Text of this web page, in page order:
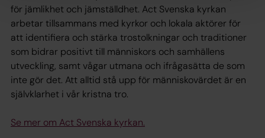
för jämlikhet och jämställdhet. Act Svenska kyrkan
arbetar tillsammans med kyrkor och lokala aktörer för
att identifiera och stärka trostolkningar och traditioner
som bidrar positivt till människors och samhällens
utveckling, samt vågar utmana och ifrågasätta de som
inte gör det. Att alltid stå upp för människovärdet är en
självklarhet i vår kristna tro.
Se mer om Act Svenska kyrkan.